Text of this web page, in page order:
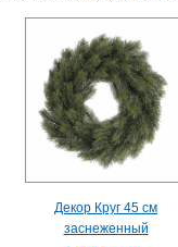
Декор Круг 45 см
заснеженный